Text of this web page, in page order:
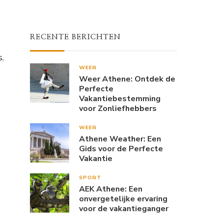
RECENTE BERICHTEN
WEER
Weer Athene: Ontdek de
Perfecte
Vakantiebestemming
voor Zonliefhebbers
WEER
Athene Weather: Een
Gids voor de Perfecte
Vakantie
SPORT
AEK Athene: Een
onvergetelijke ervaring
voor de vakantieganger